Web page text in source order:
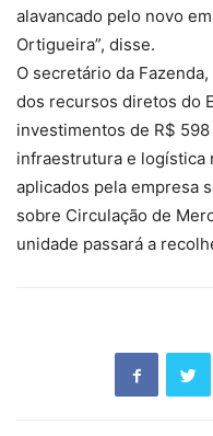
alavancado pelo novo
Ortigueira”, disse.
O secretário da
dos recursos diretos do
investimentos de R$
infraestrutura e logística
aplicados pela empresa
sobre Circulação de
unidade passará a